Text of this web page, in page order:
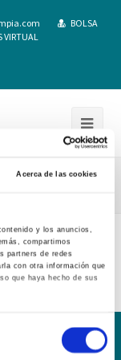
Acerca de las cookies
y los anuncios,
compartimos
partners de redes
con otra información que
que haya hecho de sus
BOLSA
VIRTUAL
21-22